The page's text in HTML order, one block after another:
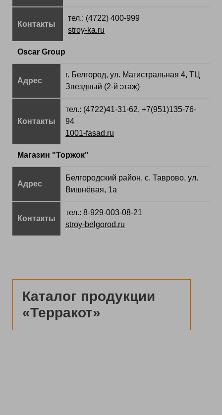
Контакты
тел.: (4722) 400-999
stroy-ka.ru
Oscar Group
Адрес
г. Белгород, ул. Магистральная 4, ТЦ
Звездный (2-й этаж)
Контакты
тел.: (4722)41-31-62, +7(951)135-76-
94
1001-fasad.ru
Магазин "Торжок"
Адрес
Белгородский район, с. Таврово, ул.
Вишнёвая, 1а
Контакты
тел.: 8-929-003-08-21
stroy-belgorod.ru
Каталог продукции
«Терракот»